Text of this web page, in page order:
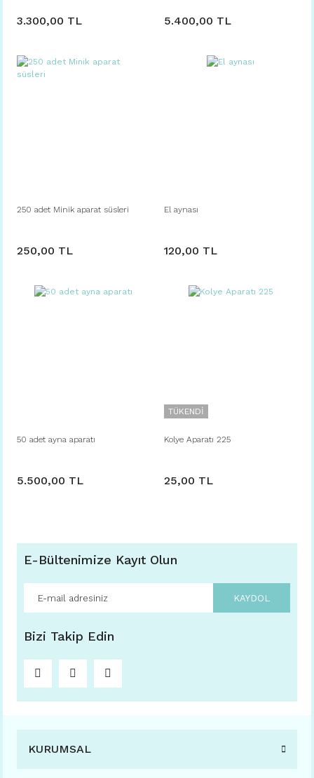
3.300,00 TL 5.400,00 TL
250 adet Minik aparat süsleri
250,00 TL
El aynası
120,00 TL
50 adet ayna aparatı
5.500,00 TL
TÜKENDİ
Kolye Aparatı 225
25,00 TL
E-Bültenimize Kayıt Olun
KAYDOL
Bizi Takip Edin
KURUMSAL